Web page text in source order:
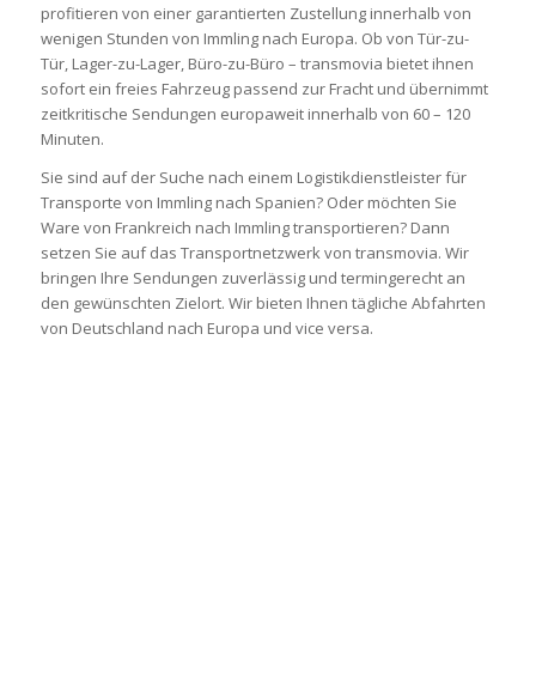
profitieren von einer garantierten Zustellung innerhalb von
wenigen Stunden von Immling nach Europa. Ob von Tür-zu-
Tür, Lager-zu-Lager, Büro-zu-Büro – transmovia bietet ihnen
sofort ein freies Fahrzeug passend zur Fracht und übernimmt
zeitkritische Sendungen europaweit innerhalb von 60 – 120
Minuten.
Sie sind auf der Suche nach einem Logistikdienstleister für
Transporte von Immling nach Spanien? Oder möchten Sie
Ware von Frankreich nach Immling transportieren? Dann
setzen Sie auf das Transportnetzwerk von transmovia. Wir
bringen Ihre Sendungen zuverlässig und termingerecht an
den gewünschten Zielort. Wir bieten Ihnen tägliche Abfahrten
von Deutschland nach Europa und vice versa.